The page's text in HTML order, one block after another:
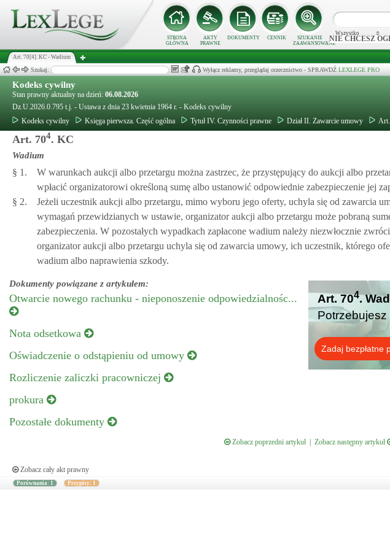
STRONA
GŁÓWNA
AKTY
PRAWNE
DOKUMENTY CENNIK
SZUKANIE
ZAAWANSOWANE
Wszystko
NIE CHCESZ
Art. 70[4]. KC - Wadium
Szukaj: Wyłącz reklamy, przeglądaj orzecznictwo - SPRAWDŹ LEXLEGE PRO
Kodeks cywilny
Stan prawny aktualny na dzień: 06.08.2026
Dz.U.2026.0.795 t.j. - Ustawa z dnia 23 kwietnia 1964 r. - Kodeks cywilny
Kodeks cywilny
Księga pierwsza. Część ogólna Tytuł IV. Czynności prawne Dział II. Zawarcie umowy
Art. 704. KC
Wadium
§ 1.
W warunkach aukcji albo przetargu można zastrzec, że przystępujący do aukcji albo
wpłacić organizatorowi określoną sumę albo ustanowić odpowiednie zabezpieczenie jej
§ 2.
Jeżeli uczestnik aukcji albo przetargu, mimo wyboru jego oferty, uchyla się od zawarcia
wymagań przewidzianych w ustawie, organizator aukcji albo przetargu może pobraną
zabezpieczenia. W pozostałych wypadkach zapłacone wadium należy niezwłocznie
organizator aukcji albo przetargu uchyla się od zawarcia umowy, ich uczestnik, którego
wadium albo naprawienia szkody.
Dokumenty powiązane z artykułem:
Otwarcie nowego rachunku - nieponoszenie odpowiedzialnośc...
Nota odsetkowa
Oświadczenie o odstąpieniu od umowy
Rozliczenie zaliczki pracowniczej
prokura
Pozostałe dokumenty
Art. 704.
Potrzebujesz
Zadaj bezpłatne
Zobacz poprzedni artykuł| Zobacz następny artykuł
Zobacz cały akt prawny
Porównania: 1 Przypisy: 1